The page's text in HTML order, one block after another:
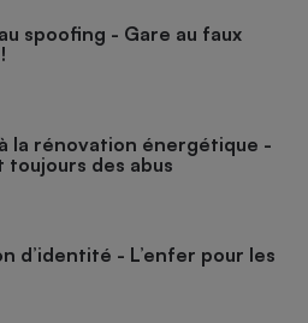
spoofing - Gare au faux
la rénovation énergétique -
toujours des abus
d’identité - L’enfer pour les